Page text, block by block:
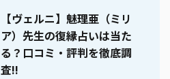
【ヴェルニ】魅理亜（ミリ
ア）先生の復縁占いは当た
る？口コミ・評判を徹底調
査!!